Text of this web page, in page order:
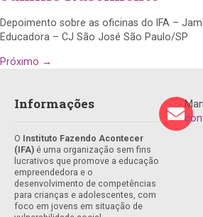
Depoimento sobre as oficinas do IFA –
Educadora – CJ São José São Paulo/SP
Próximo →
Informações
O Instituto Fazendo Acontecer
(IFA) é uma organização sem fins
lucrativos que promove a educação
empreendedora e o
desenvolvimento de competências
para crianças e adolescentes, com
foco em jovens em situação de